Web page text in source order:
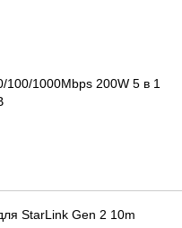
100/1000Mbps 200W 5 в 1